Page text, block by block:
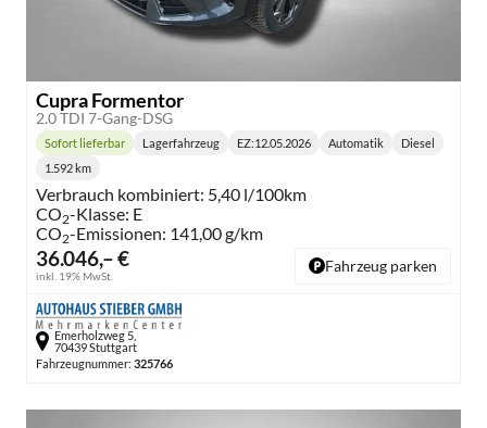
Cupra Formentor
2.0 TDI 7-Gang-DSG
36.046,– €
inkl. 19% MwSt.
Lieferzeit:
Sofort lieferbar Lagerfahrzeug EZ:12.05.2026
Getriebe:
Automatik
Kraftstoff:
Diesel
Kilometerstand:
1.592 km
Verbrauch kombiniert: 5,40 l/100km
CO2-Klasse: E
CO2-Emissionen: 141,00 g/km
Fahrzeug parken
Emerholzweg 5,
70439 Stuttgart
Fahrzeugnummer: 325766